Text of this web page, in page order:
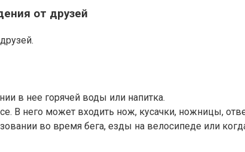
от друзей
в нее горячей воды или напитка.
В него может входить нож, кусачки, ножницы,
во время бега, езды на велосипеде или